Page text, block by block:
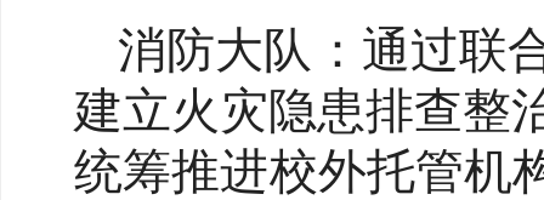
消防大队：通过联
建立火灾隐患排查整
统筹推进校外托管机